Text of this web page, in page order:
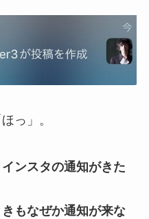
っ」。
ンスタの通知がきた
もなぜか通知が来な